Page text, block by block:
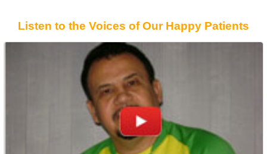
Listen to the Voices of Our Happy Patients